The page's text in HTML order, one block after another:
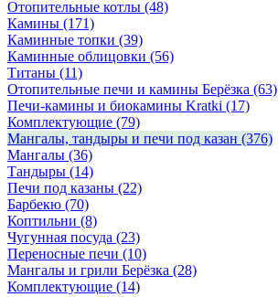
Отопительные котлы (48)
Камины (171)
Каминные топки (39)
Каминные облицовки (56)
Титаны (11)
Отопительные печи и камины Берёзка (63)
Печи-камины и биокамины Kratki (17)
Комплектующие (79)
Мангалы, тандыры и печи под казан (376)
Мангалы (36)
Тандыры (14)
Печи под казаны (22)
Барбекю (70)
Коптильни (8)
Чугунная посуда (23)
Переносные печи (10)
Мангалы и грили Берёзка (28)
Комплектующие (14)